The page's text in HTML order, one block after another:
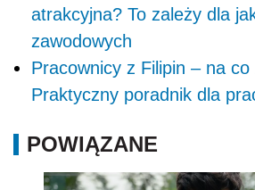
atrakcyjna? To zależy dla
zawodowych
Pracownicy z Filipin – na
Praktyczny poradnik dla
POWIĄZANE